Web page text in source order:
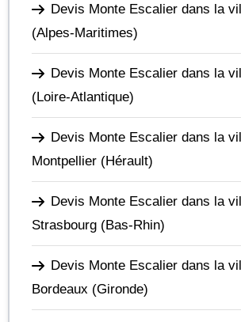
Devis Monte Escalier dans la
(Alpes-Maritimes)
Devis Monte Escalier dans la
(Loire-Atlantique)
Devis Monte Escalier dans la
Montpellier (Hérault)
Devis Monte Escalier dans la
Strasbourg (Bas-Rhin)
Devis Monte Escalier dans la
Bordeaux (Gironde)